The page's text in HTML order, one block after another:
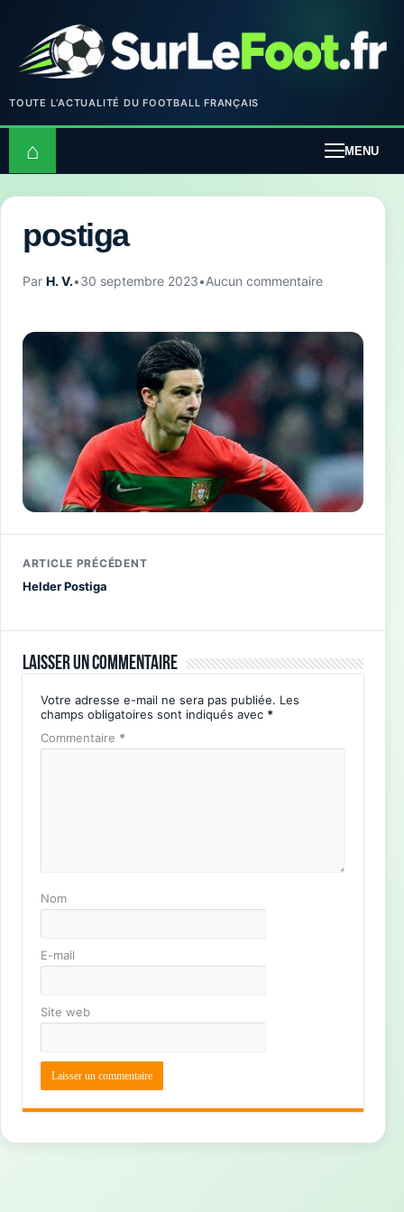
TOUTE L’ACTUALITÉ DU FOOTBALL FRANÇAIS
⌂ MENU
postiga
Par H. V.•30 septembre 2023•Aucun commentaire
ARTICLE PRÉCÉDENT
Helder Postiga
Laisser un commentaire
Votre adresse e-mail ne sera pas publiée. Les
champs obligatoires sont indiqués avec *
Commentaire *
Nom
E-mail
Site web